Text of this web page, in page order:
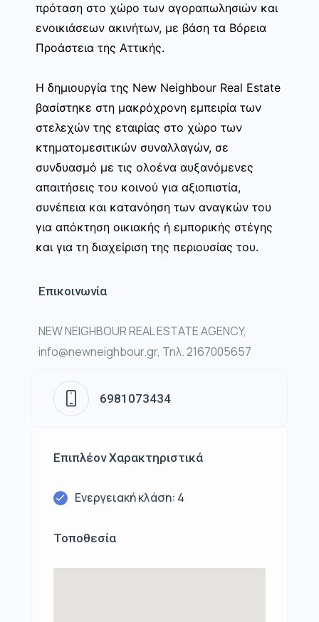
πρόταση στο χώρο των αγοραπωλησιών και
ενοικιάσεων ακινήτων, με βάση τα Βόρεια
Προάστεια της Αττικής.
Η δημιουργία της New Neighbour Real Estate
βασίστηκε στη μακρόχρονη εμπειρία των
στελεχών της εταιρίας στο χώρο των
κτηματομεσιτικών συναλλαγών, σε
συνδυασμό με τις ολοένα αυξανόμενες
απαιτήσεις του κοινού για αξιοπιστία,
συνέπεια και κατανόηση των αναγκών του
για απόκτηση οικιακής ή εμπορικής στέγης
και για τη διαχείριση της περιουσίας του.
Επικοινωνία
NEW NEIGHBOUR REAL ESTATE AGENCY,
info@newneighbour.gr, Τηλ. 2167005657
6981073434
Επιπλέον Χαρακτηριστικά
Ενεργειακή κλάση: 4
Τοποθεσία